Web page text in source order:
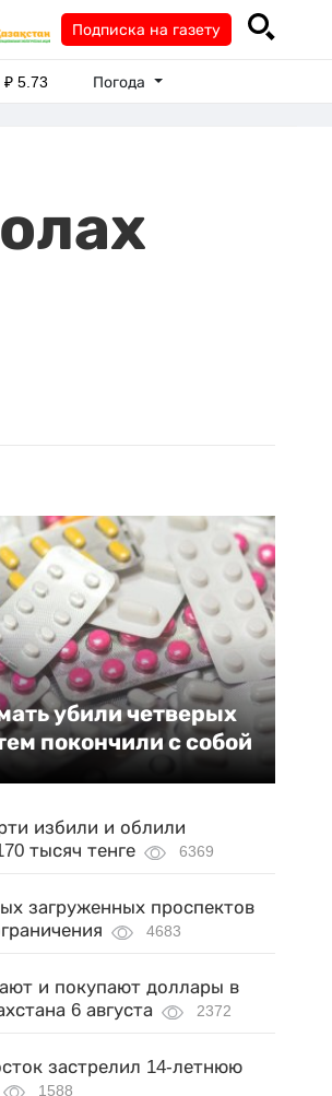
Подписка на газету
₽5.73 Погода
убили четверых
покончили с собой
избили и облили
тысяч тенге
6369
загруженных проспектов
4683
и покупают доллары в
6 августа
2372
застрелил 14-летнюю
1588